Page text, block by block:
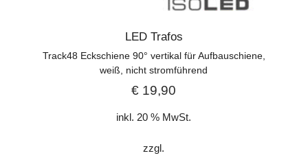
LED Trafos
Track48 Eckschiene 90° vertikal für Aufbauschiene,
weiß, nicht stromführend
€ 19,90
inkl. 20 % MwSt.
zzgl.